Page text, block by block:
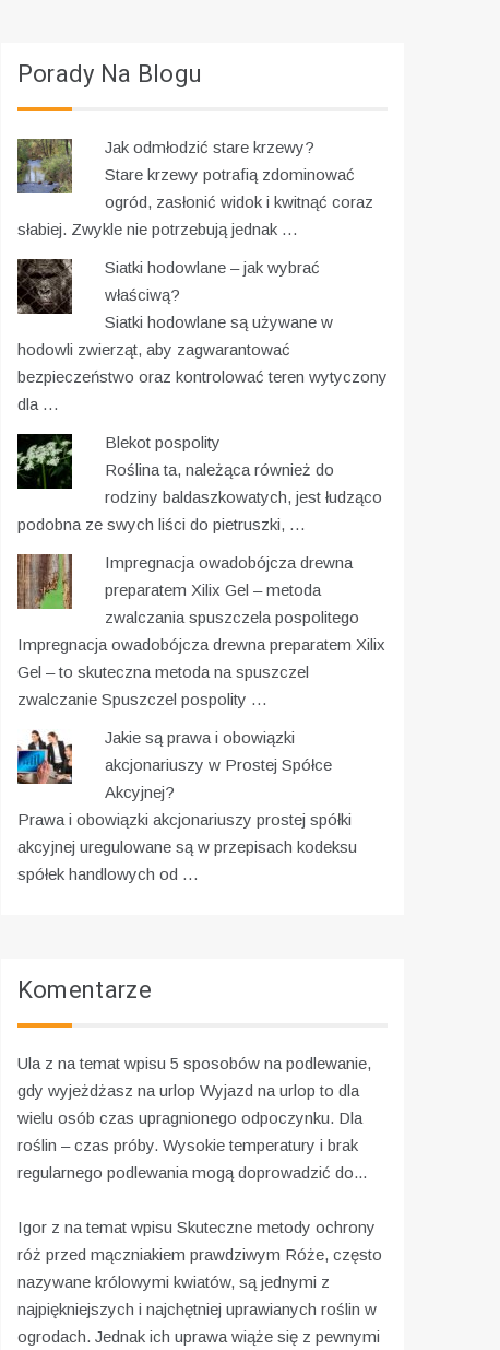
Porady Na Blogu
Jak odmłodzić stare krzewy?
Stare krzewy potrafią zdominować
ogród, zasłonić widok i kwitnąć coraz
słabiej. Zwykle nie potrzebują jednak …
Siatki hodowlane – jak wybrać
właściwą?
Siatki hodowlane są używane w
hodowli zwierząt, aby zagwarantować
bezpieczeństwo oraz kontrolować teren wytyczony
dla …
Blekot pospolity
Roślina ta, należąca również do
rodziny baldaszkowatych, jest łudząco
podobna ze swych liści do pietruszki, …
Impregnacja owadobójcza drewna
preparatem Xilix Gel – metoda
zwalczania spuszczela pospolitego
Impregnacja owadobójcza drewna preparatem Xilix
Gel – to skuteczna metoda na spuszczel
zwalczanie Spuszczel pospolity …
Jakie są prawa i obowiązki
akcjonariuszy w Prostej Spółce
Akcyjnej?
Prawa i obowiązki akcjonariuszy prostej spółki
akcyjnej uregulowane są w przepisach kodeksu
spółek handlowych od …
Komentarze
Ula z na temat wpisu 5 sposobów na podlewanie,
gdy wyjeżdżasz na urlop Wyjazd na urlop to dla
wielu osób czas upragnionego odpoczynku. Dla
roślin – czas próby. Wysokie temperatury i brak
regularnego podlewania mogą doprowadzić do...
Igor z na temat wpisu Skuteczne metody ochrony
róż przed mączniakiem prawdziwym Róże, często
nazywane królowymi kwiatów, są jednymi z
najpiękniejszych i najchętniej uprawianych roślin w
ogrodach. Jednak ich uprawa wiąże się z pewnymi